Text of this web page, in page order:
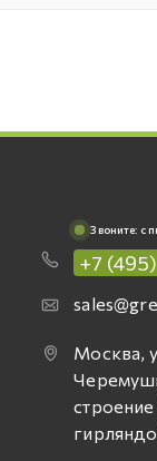
Звоните: c
+7
Москва,